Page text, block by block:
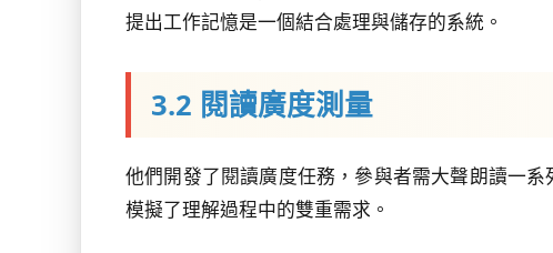
提出工作記憶是一個結合處理與儲存的系統。
3.2 閱讀廣度測量
他們開發了閱讀廣度任務，參與者需大聲朗讀一
模擬了理解過程中的雙重需求。